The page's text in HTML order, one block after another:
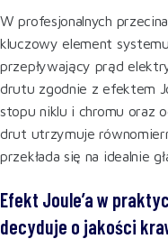
W profesjonalnych
kluczowy element
przepływający prąd
drutu zgodnie z efektem
stopu niklu i chromu oraz
drut utrzymuje
przekłada się na idealnie
Efekt Joule’a w
decyduje o jakości